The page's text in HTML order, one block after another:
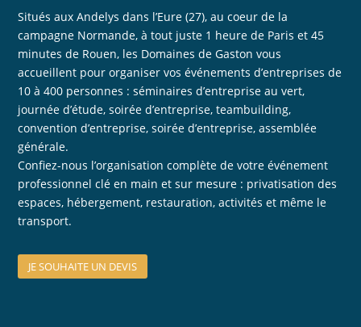
Situés aux Andelys dans l’Eure (27), au coeur de la
campagne Normande, à tout juste 1 heure de Paris et 45
minutes de Rouen, les Domaines de Gaston vous
accueillent pour organiser vos événements d’entreprises de
10 à 400 personnes : séminaires d’entreprise au vert,
journée d’étude, soirée d’entreprise, teambuilding,
convention d’entreprise, soirée d’entreprise, assemblée
générale.
Confiez-nous l’organisation complète de votre événement
professionnel clé en main et sur mesure : privatisation des
espaces, hébergement, restauration, activités et même le
transport.
JE SOUHAITE UN DEVIS